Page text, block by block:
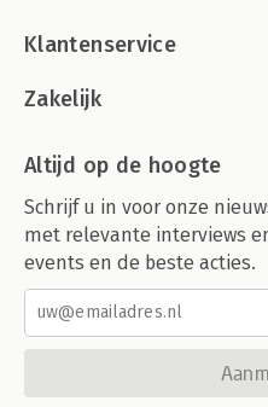
Klantenservice
Zakelijk
Altijd op de hoogte
Schrijf u in voor onze
met relevante interviews
events en de beste acties.